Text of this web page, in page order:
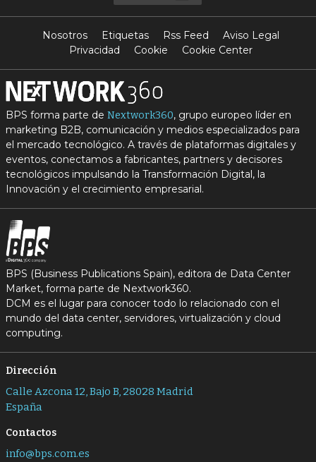
Nosotros Etiquetas Rss Feed
Aviso Legal
Privacidad
Cookie Cookie Center
BPS forma parte de Nextwork360, grupo europeo líder en
marketing B2B, comunicación y medios especializados para
el mercado tecnológico. A través de plataformas digitales y
eventos, conectamos a fabricantes, partners y decisores
tecnológicos impulsando la Transformación Digital, la
Innovación y el crecimiento empresarial.
BPS (Business Publications Spain), editora de Data Center
Market, forma parte de Nextwork360.
DCM es el lugar para conocer todo lo relacionado con el
mundo del data center, servidores, virtualización y cloud
computing.
Dirección
Calle Azcona 12, Bajo B, 28028 Madrid
España
Contactos
info@bps.com.es